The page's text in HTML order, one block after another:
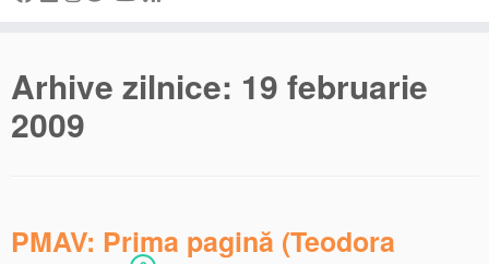
Arhive zilnice: 19 februarie
2009
PMAV: Prima pagină (Teodora